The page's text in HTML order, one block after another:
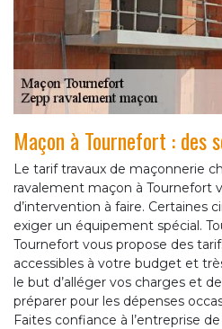
Maçon à Tournefort : des
Le tarif travaux de maçonnerie
ravalement maçon à Tournefort
d’intervention à faire. Certaines
exiger un équipement spécial.
Tournefort vous propose des
accessibles à votre budget et
le but d’alléger vos charges et
préparer pour les dépenses
Faites confiance à l’entreprise